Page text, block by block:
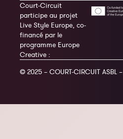
Court-Circuit
participe au projet
Live Style Europe, co-
financé par le
programme Europe
Creative :
© 2025 – COURT-CIRCUIT ASBL –